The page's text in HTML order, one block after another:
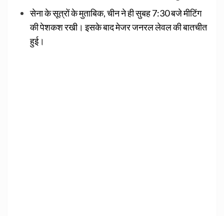
सेना के सूत्रों के मुताबिक, चीन ने ही सुबह 7:30 बजे मीटिंग
की पेशकश रखी। इसके बाद मेजर जनरल लेवल की बातचीत
हुई।